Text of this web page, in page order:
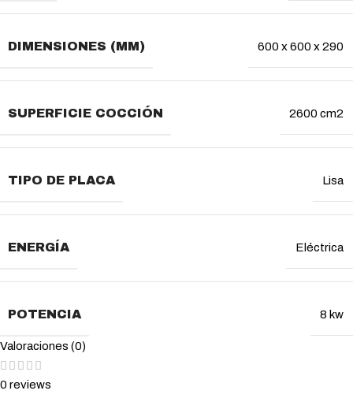
DIMENSIONES (MM) 600 x 600 x 290
SUPERFICIE COCCIÓN 2600 cm2
TIPO DE PLACA Lisa
ENERGÍA Eléctrica
POTENCIA 8 kw
Valoraciones (0)
0 reviews